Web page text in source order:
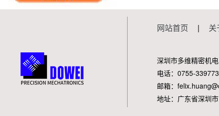
网站首页 | 关
深圳市多维精密机
电话：0755-
邮箱：
地址：广东省深圳